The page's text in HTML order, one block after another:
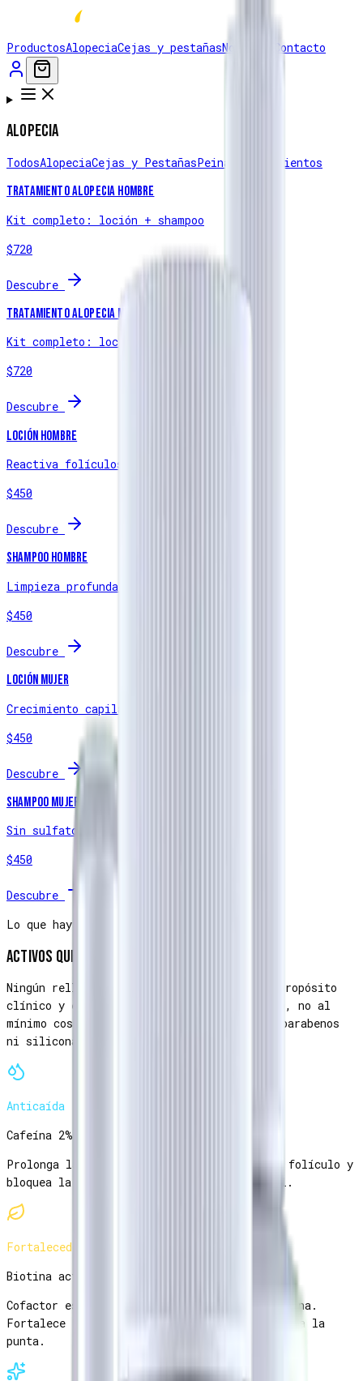
ProductosAlopeciaCejas y pestañasNosotros Contacto
Alopecia
TodosAlopeciaCejas y PestañasPeinado Tratamientos
Tratamiento Alopecia Hombre
Kit completo: loción + shampoo
$720
Descubre
Tratamiento Alopecia Mujer
Kit completo: loción + shampoo
$720
Descubre
Loción Hombre
Reactiva folículos y frena la caída
$450
Descubre
Shampoo Hombre
Limpieza profunda y estímulo folicular
$450
Descubre
Loción Mujer
Crecimiento capilar acelerado
$450
Descubre
Shampoo Mujer
Sin sulfatos ni parabenos
$450
Descubre
Lo que hay dentro
Activos que funcionan
Ningún relleno. Cada ingrediente tiene un propósito
clínico y está dosificado al nivel efectivo, no al
mínimo cosmético. Sin sulfatos agresivos, parabenos
ni siliconas pesadas.
Anticaída
Cafeína 2%
Prolonga la fase anágena (crecimiento) del folículo y
bloquea la acumulación de DHT a nivel local.
Fortalecedor
Biotina activa
Cofactor esencial para la síntesis de queratina.
Fortalece la fibra capilar desde la raíz hacia la
punta.